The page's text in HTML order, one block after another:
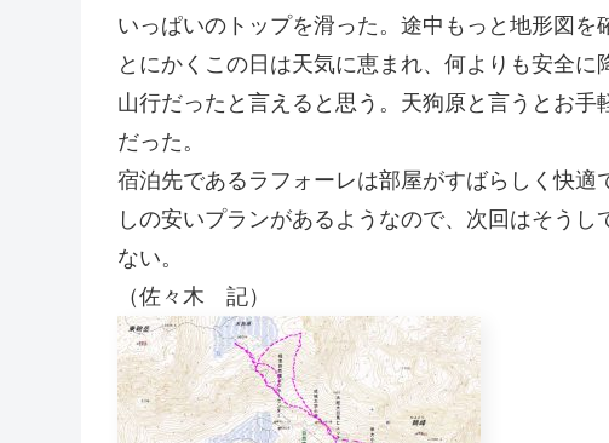
いっぱいのトップを滑った。途中もっと地形図
とにかくこの日は天気に恵まれ、何よりも安全
山行だったと言えると思う。天狗原と言うとお
だった。
宿泊先であるラフォーレは部屋がすばらしく快
しの安いプランがあるようなので、次回はそう
ない。
（佐々木 記）